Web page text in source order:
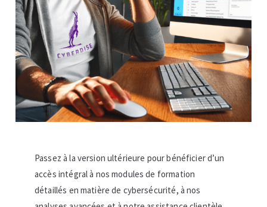
Passez à la version ultérieure pour bénéficier d’un
accès intégral à nos modules de formation
détaillés en matière de cybersécurité, à nos